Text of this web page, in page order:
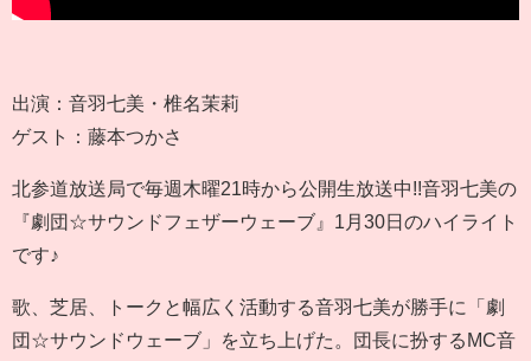
出演：音羽七美・椎名茉莉
ゲスト：藤本つかさ
北参道放送局で毎週木曜21時から公開生放送中!!音羽七美の
『劇団☆サウンドフェザーウェーブ』1月30日のハイライト
です♪
歌、芝居、トークと幅広く活動する音羽七美が勝手に「劇
団☆サウンドウェーブ」を立ち上げた。団長に扮するMC音